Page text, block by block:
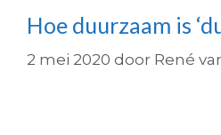
Hoe duurzaam is
2 mei 2020 door René